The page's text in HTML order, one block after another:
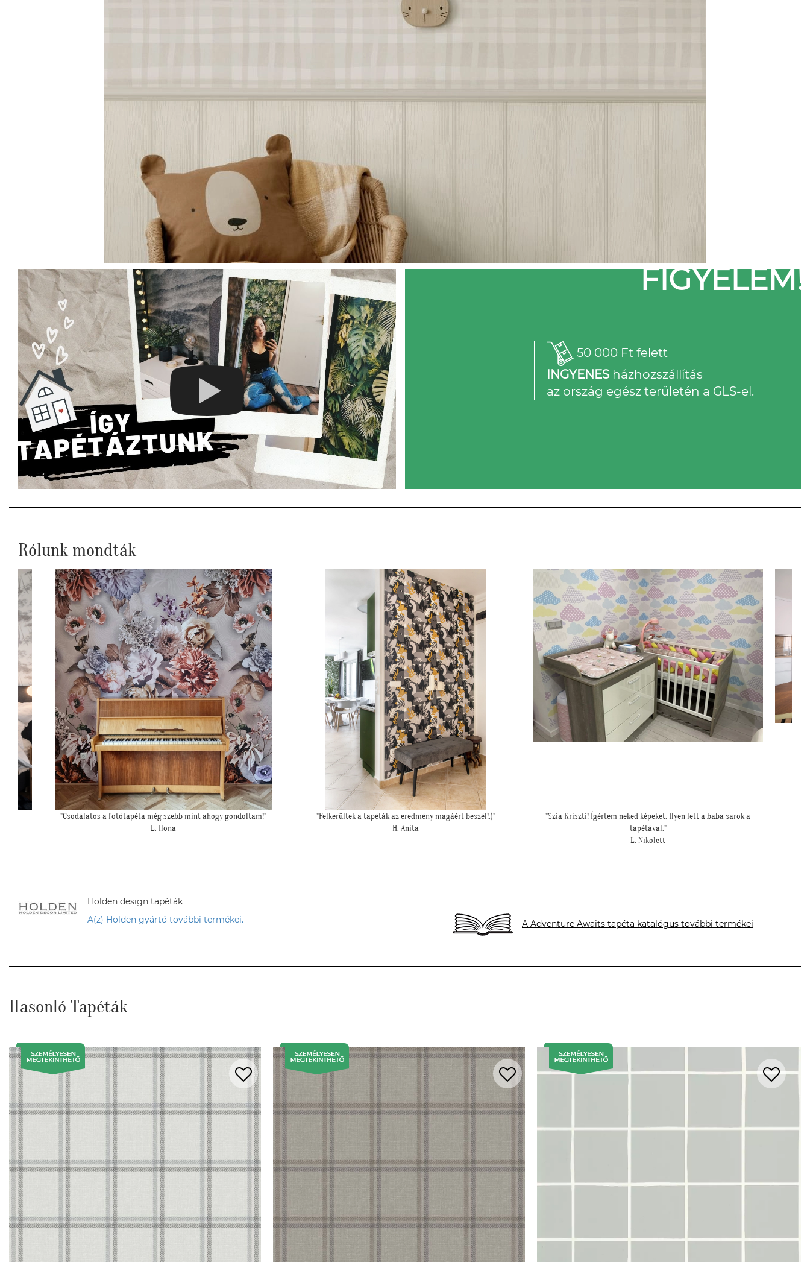
FIGYELEM!
50 000 Ft felett
INGYENESházhozszállítás
az ország egész területén a GLS-el.
Rólunk mondták
"Felkerültek a tapéták az eredmény magáért beszél!:)"
H. Anita
"Szia Kriszti! Ígértem neked képeket. Ilyen lett a baba sarok a
tapétával."
""Elegáns lett a pengefal, sokáig imádni fogjuk""
Z. Anita
Holden design tapéták
A(z) Holden gyártó további termékei.
A Adventure Awaits tapéta katalógus további termékei
Hasonló Tapéták